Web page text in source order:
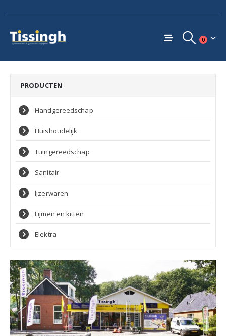
0
PRODUCTEN
Handgereedschap
Huishoudelijk
Tuingereedschap
Sanitair
Ijzerwaren
Lijmen en kitten
Elektra